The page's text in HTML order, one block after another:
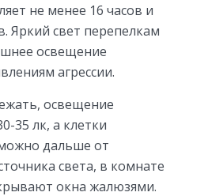
не менее 16 часов и
Яркий свет перепелкам
освещение
агрессии.
освещение
35 лк, а клетки
дальше от
света, в комнате
окна жалюзями.